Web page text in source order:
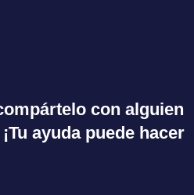
con alguien
ayuda puede hacer